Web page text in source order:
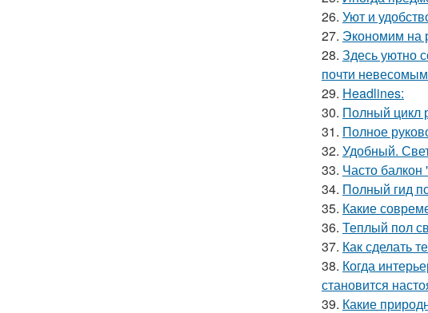
26. Уют и
27. Экономим на
28. Здесь уютно
почти
29. Headlines:
30. Полный цикл
31. Полное
32. Удобный.
33. Часто
34. Полный гид
35. Какие
36. Теплый пол
37. Как сделать
38. Когда
становится
39. Какие